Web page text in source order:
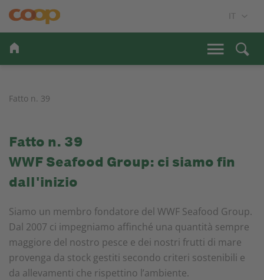
Fatto n. 39
Fatto n. 39
WWF Seafood Group: ci siamo fin
dall'inizio
Siamo un membro fondatore del WWF Seafood Group.
Dal 2007 ci impegniamo affinché una quantità sempre
maggiore del nostro pesce e dei nostri frutti di mare
provenga da stock gestiti secondo criteri sostenibili e
da allevamenti che rispettino l’ambiente.